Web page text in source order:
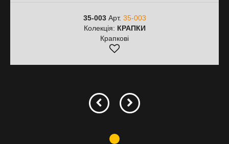
35-003Арт. 35-003
Колекція: КРАПКИ
Крапкові